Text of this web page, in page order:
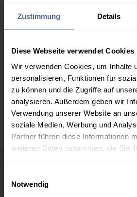
Zustimmung Details
Diese Webseite verwendet Cookies
Wir verwenden Cookies, um Inhalte
personalisieren, Funktionen für
zu können und die Zugriffe auf
analysieren. Außerdem geben wir
Verwendung unserer Website an
soziale Medien, Werbung und
Partner führen diese Informationen
weiteren Daten zusammen, die Sie
Notwendig
2.000 Liter
3.000 Liter
5.000 Liter
Preise für Heizöl in Standardqualität nach
Liter inkl. MwSt. und Lieferung bei
Höchst- und
Heizölpreise in